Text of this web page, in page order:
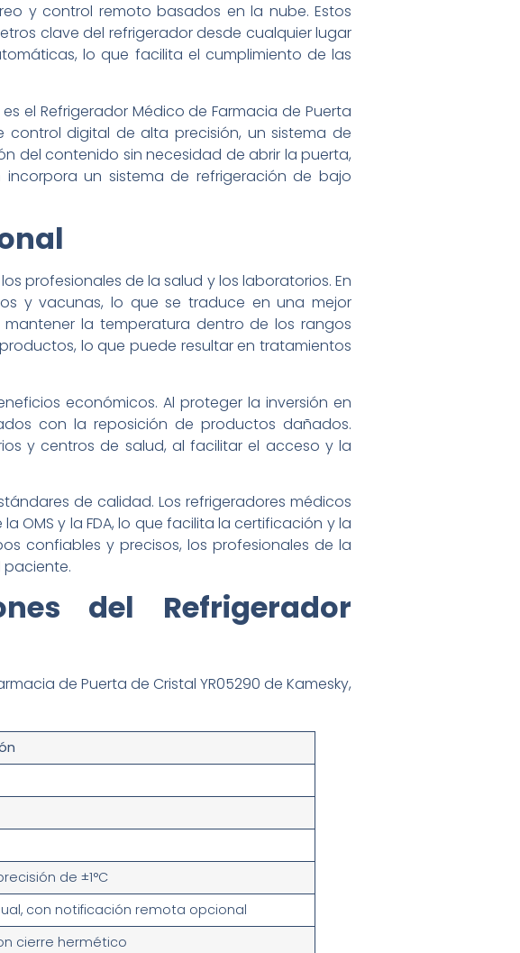
y control remoto basados en la nube. Estos
clave del refrigerador desde cualquier lugar
lo que facilita el cumplimiento de las
el Refrigerador Médico de Farmacia de Puerta
control digital de alta precisión, un sistema de
del contenido sin necesidad de abrir la puerta,
incorpora un sistema de refrigeración de bajo
profesionales de la salud y los laboratorios. En
y vacunas, lo que se traduce en una mejor
la temperatura dentro de los rangos
lo que puede resultar en tratamientos
económicos. Al proteger la inversión en
con la reposición de productos dañados.
y centros de salud, al facilitar el acceso y la
de calidad. Los refrigeradores médicos
OMS y la FDA, lo que facilita la certificación y la
confiables y precisos, los profesionales de la
del Refrigerador
de Puerta de Cristal YR05290 de Kamesky,
de ±1°C
con notificación remota opcional
cierre hermético